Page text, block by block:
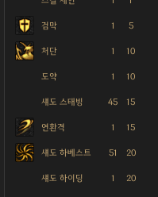
검막 1 5
처단 1 10
도약 1 10
섀도 스태빙 45 15
연환격 1 15
섀도 하베스트 51 20
섀도 하이딩 1 20